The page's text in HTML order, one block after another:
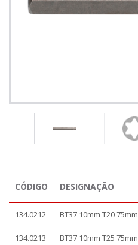
CÓDIGO DESIGNAÇÃO
134.0212 BT37 10mm T20 75mm
134.0213 BT37 10mm T25 75mm